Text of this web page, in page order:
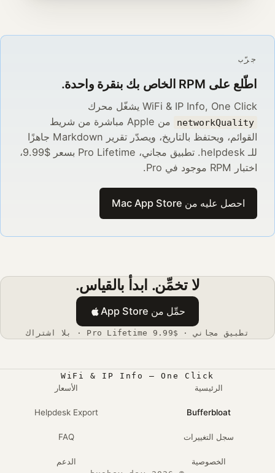
جرّب
اطّلع على RPM الخاص بك بنقرة واحدة.
WiFi & IP Info, One Click يشغّل محرك
networkQuality
من Apple مباشرة من شريط
القوائم، ويحتفظ بالتاريخ، ويصدّر تقرير Markdown جاهزًا
للـ helpdesk. تطبيق مجاني، Pro Lifetime بسعر $9.99،
اختبار RPM موجود في Pro.
احصل عليه من Mac App Store
لا تخمِّن. ابدأ بالقياس.
حمِّل من App Store
تطبيق مجاني · $9.99 Pro Lifetime · بلا اشتراك
WiFi & IP Info — One Click
الرئيسية
الأسعار
Bufferbloat
Helpdesk Export
سجل التغييرات FAQ
الخصوصية
الدعم